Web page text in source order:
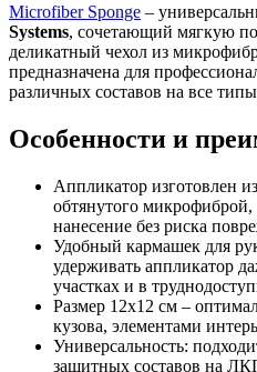
Microfiber Sponge –
Systems, сочетающий мягкую
деликатный чехол из
предназначена для
различных составов на все
Особенности и
Аппликатор изготовлен
обтянутого микрофиброй,
нанесение без риска
Удобный кармашек для
удерживать аппликатор
участках и в
Размер 12x12 см –
кузова, элементами
Универсальность:
защитных составов на